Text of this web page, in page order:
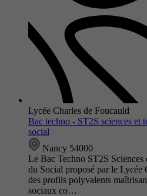
Lycée Charles de Foucauld
Bac techno - ST2S sciences et
social
Nancy 54000
Le Bac Techno ST2S Sciences
du Social proposé par le Lycée
des profils polyvalents
sociaux co…